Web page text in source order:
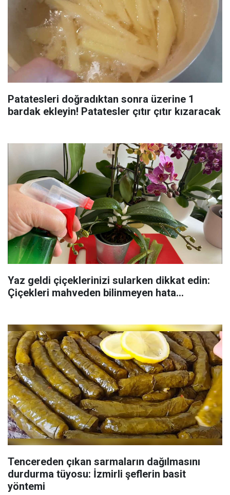
Patatesleri doğradıktan sonra üzerine 1
bardak ekleyin! Patatesler çıtır çıtır kızaracak
Yaz geldi çiçeklerinizi sularken dikkat edin:
Çiçekleri mahveden bilinmeyen hata...
Tencereden çıkan sarmaların dağılmasını
durdurma tüyosu: İzmirli şeflerin basit
yöntemi